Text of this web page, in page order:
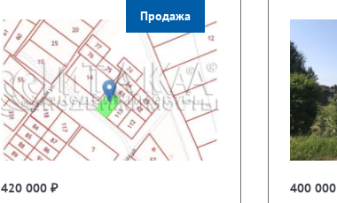
Продажа
420 000 ₽
400